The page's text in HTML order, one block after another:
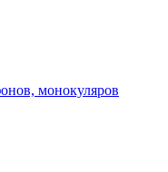
монокуляров